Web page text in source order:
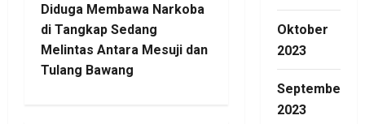
t
n
a
Diduga Membawa Narkoba
di Tangkap Sedang
Melintas Antara Mesuji dan
Tulang Bawang
Oktober
2023
September
2023